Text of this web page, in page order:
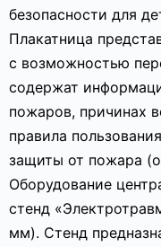
безопасности для
Плакатница
с возможностью
содержат
пожаров, причинах
правила
защиты от пожара
Оборудование
стенд
мм). Стенд